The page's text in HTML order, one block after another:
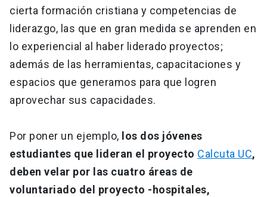
cierta formación cristiana y competencias de
liderazgo, las que en gran medida se aprenden en
lo experiencial al haber liderado proyectos;
además de las herramientas, capacitaciones y
espacios que generamos para que logren
aprovechar sus capacidades.
Por poner un ejemplo, los dos jóvenes
estudiantes que lideran el proyecto Calcuta UC,
deben velar por las cuatro áreas de
voluntariado del proyecto -hospitales,